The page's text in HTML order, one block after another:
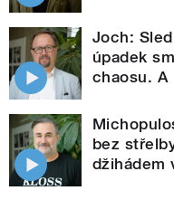
Joch:
úpadek
chaosu. A
bez
džihádem